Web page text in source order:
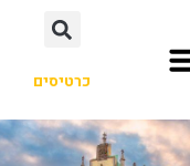
כרטיסים